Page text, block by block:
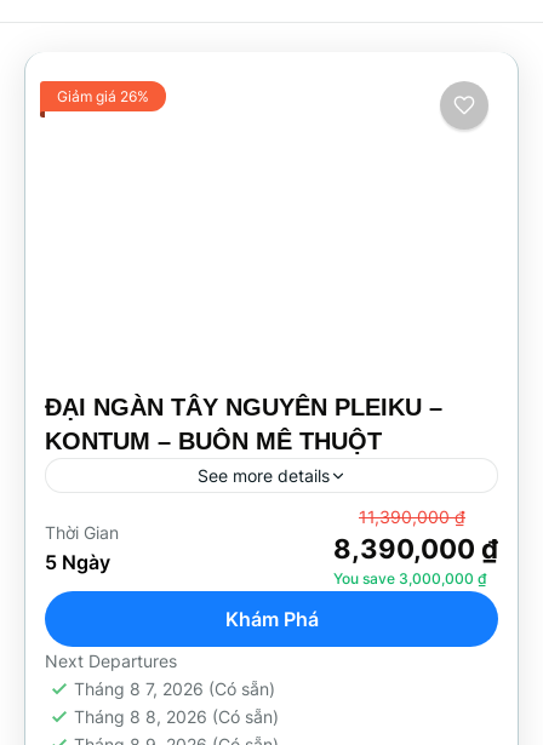
Giảm giá 26%
ĐẠI NGÀN TÂY NGUYÊN PLEIKU –
KONTUM – BUÔN MÊ THUỘT
See more details
Đăk Lắk
35 People
Thời Gian
5 Ngày
11,390,000 ₫
8,390,000 ₫
You save 3,000,000 ₫
Khám Phá
Next Departures
Tháng 8 7, 2026 (Có sẵn)
Tháng 8 8, 2026 (Có sẵn)